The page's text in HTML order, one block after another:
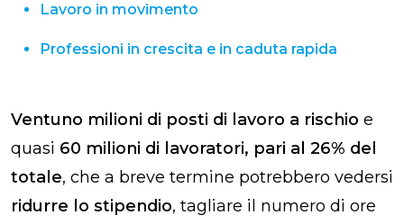
Lavoro in movimento
Professioni in crescita e in caduta rapida
Ventuno milioni di posti di lavoro a rischio e
quasi 60 milioni di lavoratori, pari al 26% del
totale, che a breve termine potrebbero vedersi
ridurre lo stipendio, tagliare il numero di ore